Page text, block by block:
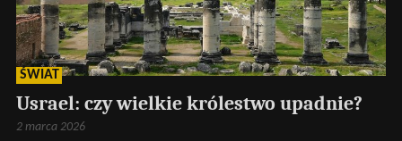
ŚWIAT
Usrael: czy wielkie królestwo upadnie?
2 marca 2026